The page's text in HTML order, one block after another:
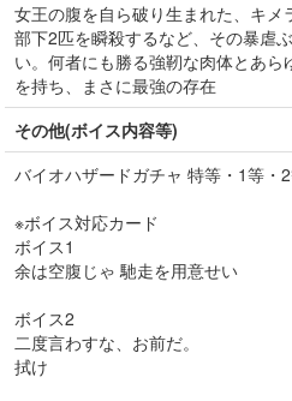
女王の腹を自ら破り生まれた、キ
部下2匹を瞬殺するなど、その暴虐
い。何者にも勝る強靭な肉体とあ
を持ち、まさに最強の存在
その他(ボイス内容等)
バイオハザードガチャ 特等・1等
※ボイス対応カード
ボイス1
余は空腹じゃ 馳走を用意せい
ボイス2
二度言わすな、お前だ。
拭け